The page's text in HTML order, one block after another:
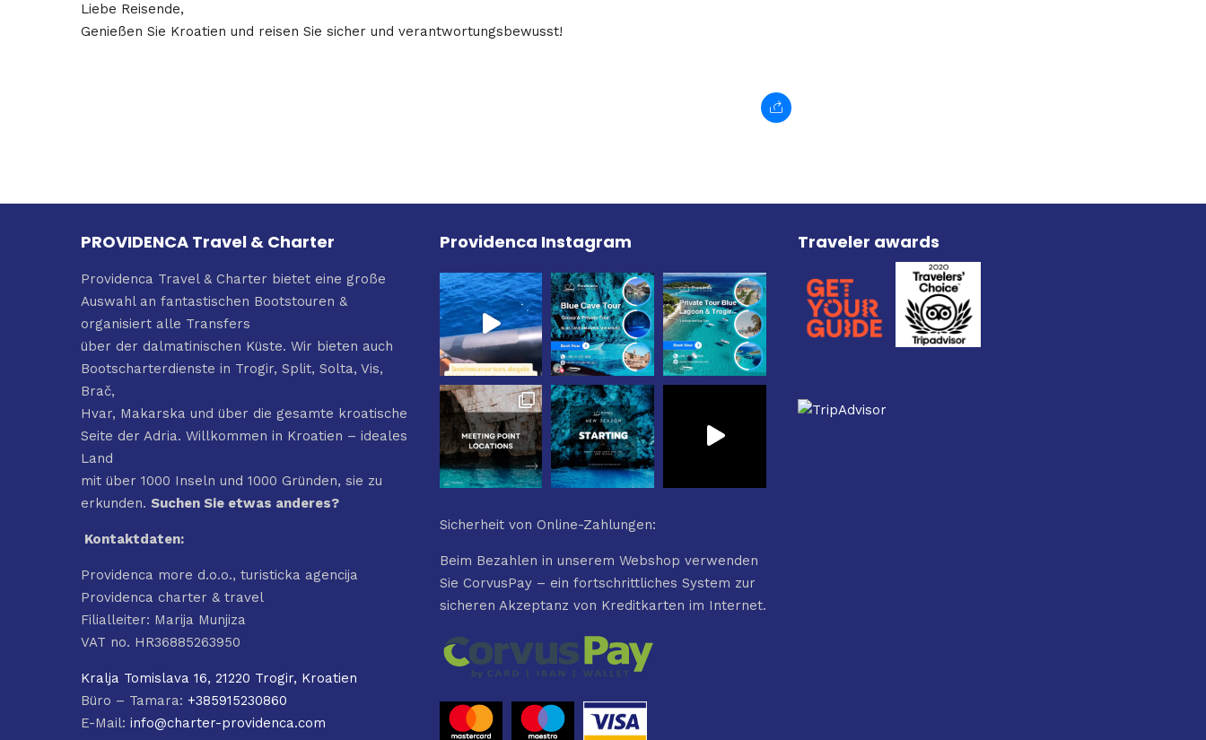
Liebe Reisende,
Genießen Sie Kroatien und reisen Sie sicher und verantwortungsbewusst!
PROVIDENCA Travel & Charter
Providenca Travel & Charter bietet eine große
Auswahl an fantastischen Bootstouren &
organisiert alle Transfers
über der dalmatinischen Küste. Wir bieten auch
Bootscharterdienste in Trogir, Split, Solta, Vis,
Brač,
Hvar, Makarska und über die gesamte kroatische
Seite der Adria. Willkommen in Kroatien – ideales
Land
mit über 1000 Inseln und 1000 Gründen, sie zu
erkunden. Suchen Sie etwas anderes?
Kontaktdaten:
Providenca more d.o.o., turisticka agencija
Providenca charter & travel
Filialleiter: Marija Munjiza
VAT no. HR36885263950
Kralja Tomislava 16, 21220 Trogir, Kroatien
Büro – Tamara: +385915230860
E-Mail: info@charter-providenca.com
Providenca Instagram
Sicherheit von Online-Zahlungen:
Beim Bezahlen in unserem Webshop verwenden
Sie CorvusPay – ein fortschrittliches System zur
sicheren Akzeptanz von Kreditkarten im Internet.
Traveler awards